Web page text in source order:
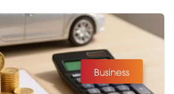
Business